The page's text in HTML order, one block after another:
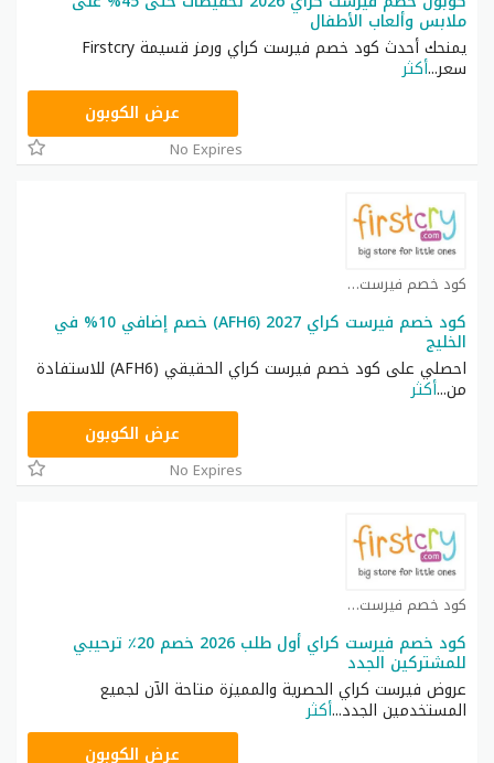
ملابس وألعاب الأطفال
يمنحك أحدث كود خصم فيرست كراي ورمز قسيمة Firstcry
سعر...أكثر
عرض الكوبون
No Expires
كود خصم فيرست كراي كوبون
كود خصم فيرست كراي 2027 (AFH6) خصم إضافي 10% في
الخليج
احصلي على كود خصم فيرست كراي الحقيقي (AFH6) للاستفادة
من...أكثر
عرض الكوبون
No Expires
كود خصم فيرست كراي كوبون
كود خصم فيرست كراي أول طلب 2026 خصم 20٪ ترحيبي
للمشتركين الجدد
عروض فيرست كراي الحصرية والمميزة متاحة الآن لجميع
المستخدمين الجدد...أكثر
عرض الكوبون